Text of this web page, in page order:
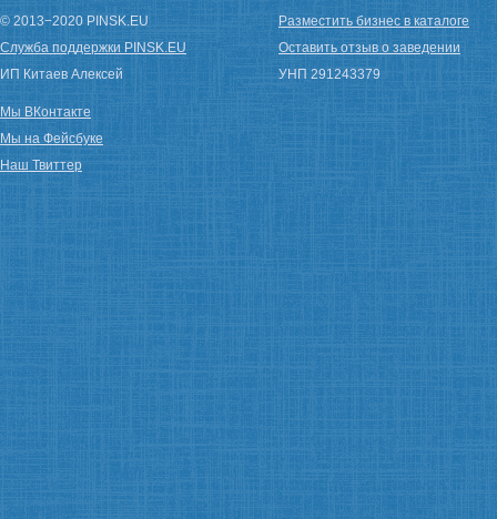
© 2013−2020 PINSK.EU
Служба поддержки PINSK.EU
ИП Китаев Алексей
Разместить бизнес в каталоге
Оставить отзыв о заведении
УНП 291243379
Мы ВКонтакте
Мы на Фейсбуке
Наш Твиттер